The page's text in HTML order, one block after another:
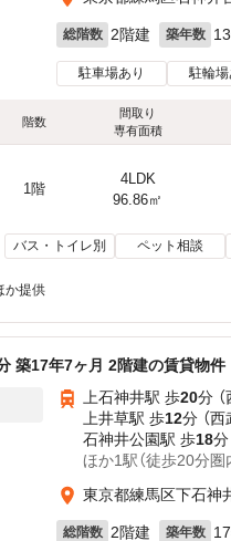
総階数 2階建 築年数
駐車場あり 駐輪場
階数
間取り
専有面積
1階
4LDK
96.86㎡
バス・トイレ別 ペット相談
か提供
築17年7ヶ月 2階建の賃貸物件
上石神井駅 歩20分
上井草駅 歩12分 （西
石神井公園駅 歩18分
ほか1駅（徒歩20分圏
東京都練馬区下石神
総階数 2階建 築年数